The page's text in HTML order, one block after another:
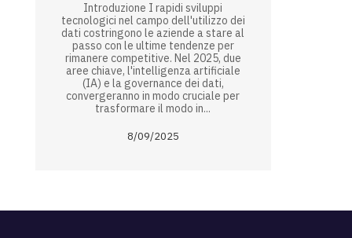
Introduzione I rapidi sviluppi
tecnologici nel campo dell'utilizzo dei
dati costringono le aziende a stare al
passo con le ultime tendenze per
rimanere competitive. Nel 2025, due
aree chiave, l'intelligenza artificiale
(IA) e la governance dei dati,
convergeranno in modo cruciale per
trasformare il modo in...
8/09/2025